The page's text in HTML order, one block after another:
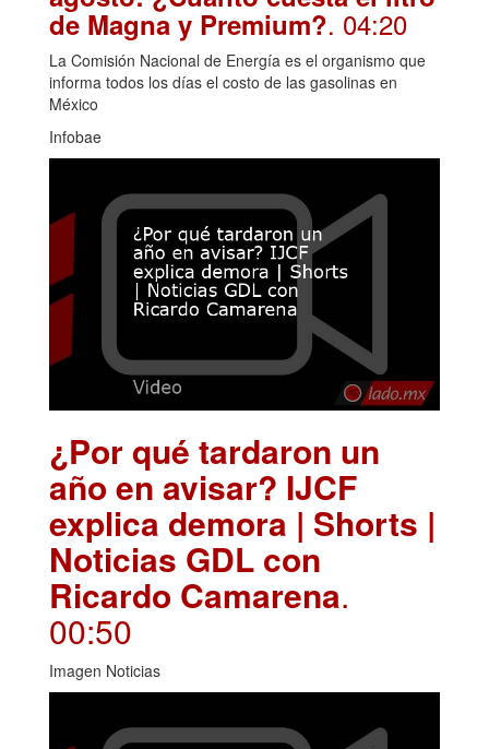
de Magna y Premium?. 04:20
La Comisión Nacional de Energía es el organismo que
informa todos los días el costo de las gasolinas en
México
Infobae
¿Por qué tardaron un
año en avisar? IJCF
explica demora | Shorts |
Noticias GDL con
Ricardo Camarena.
00:50
Imagen Noticias